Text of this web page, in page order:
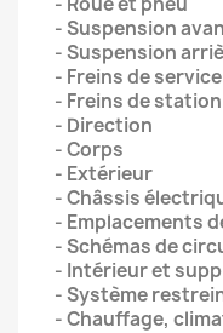
- Suspension
- Suspension
- Freins de service
- Freins de
- Direction
- Corps
- Extérieur
- Châssis
- Emplacements
- Schémas de
- Intérieur et
- Système
- Chauffage,